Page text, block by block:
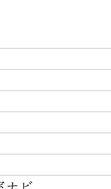
イン工学部
独自の教育システム